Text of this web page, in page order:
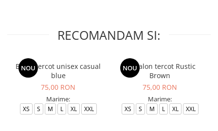
RECOMANDAM SI:
NOU
Bluza tercot unisex casual
blue
75,00 RON
Marime:
XS S M L XL XXL
NOU
Pantalon tercot Rustic
Brown
75,00 RON
Marime:
XS S M L XL XXL